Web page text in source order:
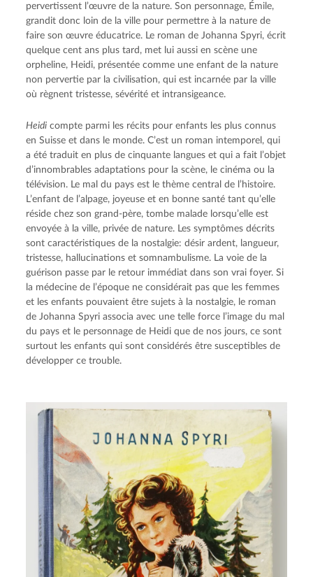
pervertissent l’œuvre de la nature. Son personnage, Émile,
grandit donc loin de la ville pour permettre à la nature de
faire son œuvre éducatrice. Le roman de Johanna Spyri, écrit
quelque cent ans plus tard, met lui aussi en scène une
orpheline, Heidi, présentée comme une enfant de la nature
non pervertie par la civilisation, qui est incarnée par la ville
où règnent tristesse, sévérité et intransigeance.
Heidi compte parmi les récits pour enfants les plus connus
en Suisse et dans le monde. C’est un roman intemporel, qui
a été traduit en plus de cinquante langues et qui a fait l’objet
d’innombrables adaptations pour la scène, le cinéma ou la
télévision. Le mal du pays est le thème central de l’histoire.
L’enfant de l’alpage, joyeuse et en bonne santé tant qu’elle
réside chez son grand-père, tombe malade lorsqu’elle est
envoyée à la ville, privée de nature. Les symptômes décrits
sont caractéristiques de la nostalgie: désir ardent, langueur,
tristesse, hallucinations et somnambulisme. La voie de la
guérison passe par le retour immédiat dans son vrai foyer. Si
la médecine de l’époque ne considérait pas que les femmes
et les enfants pouvaient être sujets à la nostalgie, le roman
de Johanna Spyri associa avec une telle force l’image du mal
du pays et le personnage de Heidi que de nos jours, ce sont
surtout les enfants qui sont considérés être susceptibles de
développer ce trouble.